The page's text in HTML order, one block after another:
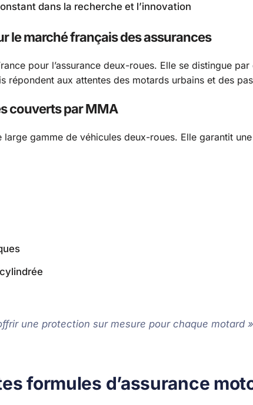
dans la recherche et l’innovation
le marché français des assurances
pour l’assurance deux-roues. Elle se distingue par
répondent aux attentes des motards urbains et des
couverts par MMA
large gamme de véhicules deux-roues. Elle garantit
une protection sur mesure pour chaque motard »
formules d’assurance